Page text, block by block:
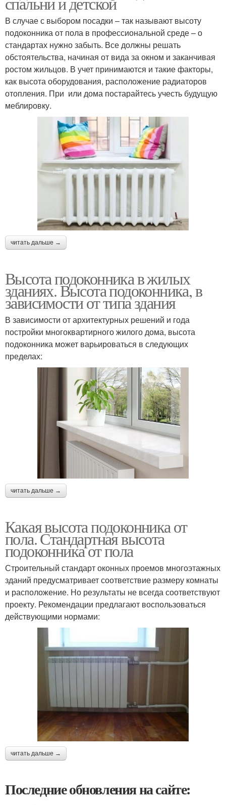
В случае с выбором посадки – так называют высоту
подоконника от пола в профессиональной среде – о
стандартах нужно забыть. Все должны решать
обстоятельства, начиная от вида за окном и заканчивая
ростом жильцов. В учет принимаются и такие факторы,
как высота оборудования, расположение радиаторов
отопления. При или дома постарайтесь учесть будущую
меблировку.
читать дальше →
Высота подоконника в жилых
зданиях. Высота подоконника, в
зависимости от типа здания
В зависимости от архитектурных решений и года
постройки многоквартирного жилого дома, высота
подоконника может варьироваться в следующих
пределах:
читать дальше →
Какая высота подоконника от
пола. Стандартная высота
подоконника от пола
Строительный стандарт оконных проемов многоэтажных
зданий предусматривает соответствие размеру комнаты
и расположение. Но результаты не всегда соответствуют
проекту. Рекомендации предлагают воспользоваться
действующими нормами:
читать дальше →
Последние обновления на сайте: